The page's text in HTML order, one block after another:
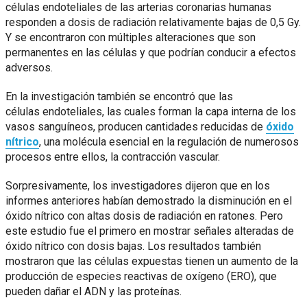
células endoteliales de las arterias coronarias humanas
responden a dosis de radiación relativamente bajas de 0,5 Gy.
Y se encontraron con múltiples alteraciones que son
permanentes en las células y que podrían conducir a efectos
adversos.
En la investigación también se encontró que las
células endoteliales, las cuales forman la capa interna de los
vasos sanguíneos, producen cantidades reducidas de óxido
nítrico, una molécula esencial en la regulación de numerosos
procesos entre ellos, la contracción vascular.
Sorpresivamente, los investigadores dijeron que en los
informes anteriores habían demostrado la disminución en el
óxido nítrico con altas dosis de radiación en ratones. Pero
este estudio fue el primero en mostrar señales alteradas de
óxido nítrico con dosis bajas. Los resultados también
mostraron que las células expuestas tienen un aumento de la
producción de especies reactivas de oxígeno (ERO), que
pueden dañar el ADN y las proteínas.